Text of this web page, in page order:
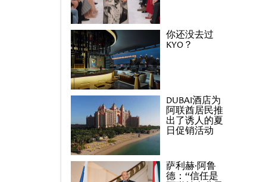
你还没去过
KYO？
DUBAI酒店为
阿联酋居民推
出了诱人的夏
日促销活动
萨利赫·阿鲁
德：“信任是